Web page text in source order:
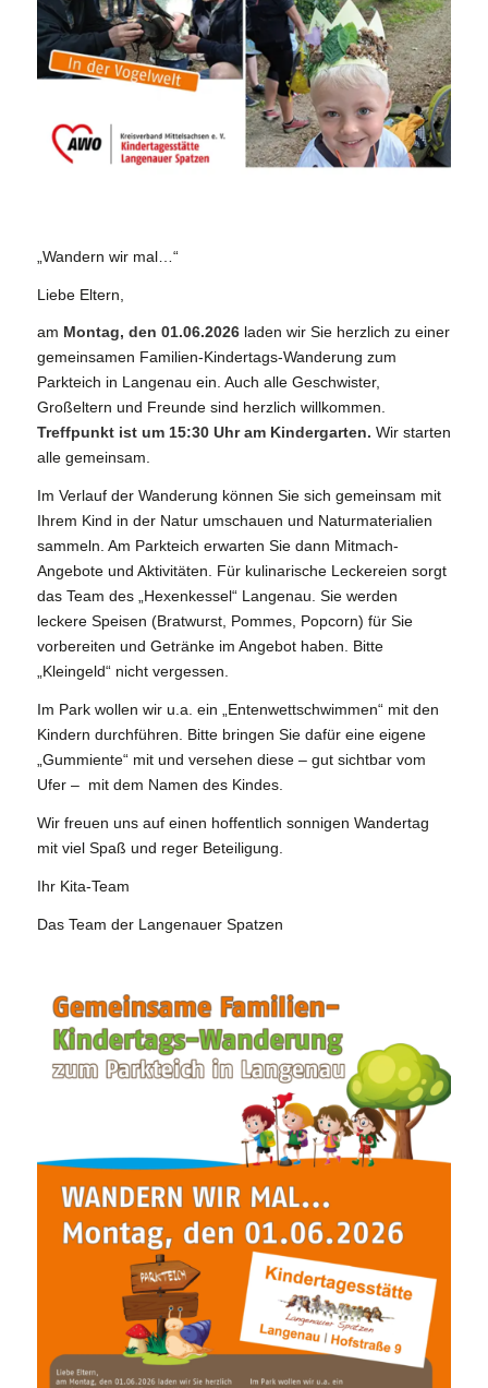
„Wandern wir mal…“
Liebe Eltern,
am Montag, den 01.06.2026laden wir Sie herzlich zu einer
gemeinsamen Familien-Kindertags-Wanderung zum
Parkteich in Langenau ein. Auch alle Geschwister,
Großeltern und Freunde sind herzlich willkommen.
Treffpunkt ist um 15:30 Uhr am Kindergarten. Wir starten
alle gemeinsam.
Im Verlauf der Wanderung können Sie sich gemeinsam mit
Ihrem Kind in der Natur umschauen und Naturmaterialien
sammeln. Am Parkteich erwarten Sie dann Mitmach-
Angebote und Aktivitäten. Für kulinarische Leckereien sorgt
das Team des „Hexenkessel“ Langenau. Sie werden
leckere Speisen (Bratwurst, Pommes, Popcorn) für Sie
vorbereiten und Getränke im Angebot haben. Bitte
„Kleingeld“ nicht vergessen.
Im Park wollen wir u.a. ein „Entenwettschwimmen“ mit den
Kindern durchführen. Bitte bringen Sie dafür eine eigene
„Gummiente“ mit und versehen diese – gut sichtbar vom
Ufer – mit dem Namen des Kindes.
Wir freuen uns auf einen hoffentlich sonnigen Wandertag
mit viel Spaß und reger Beteiligung.
Ihr Kita-Team
Das Team der Langenauer Spatzen